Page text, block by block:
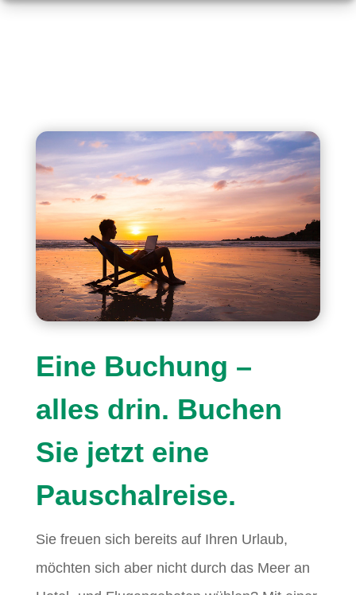
Eine Buchung –
alles drin. Buchen
Sie jetzt eine
Pauschalreise.
Sie freuen sich bereits auf Ihren Urlaub,
möchten sich aber nicht durch das Meer an